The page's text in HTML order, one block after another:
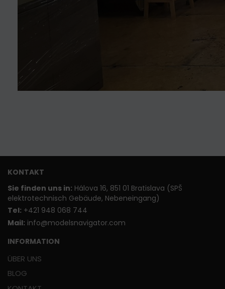
KONTAKT
Sie finden uns in: Hálova 16, 851 01 Bratislava (SPŠ
elektrotechnisch Gebäude, Nebeneingang)
Tel: +421 948 068 744
Mail: info@modelsnavigator.com
INFORMATION
ÜBER UNS
BLOG